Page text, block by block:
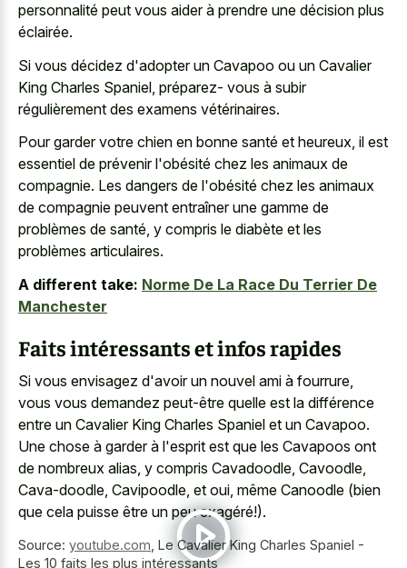
personnalité peut vous aider à prendre une décision plus
éclairée.
Si vous décidez d'adopter un Cavapoo ou un Cavalier
King Charles Spaniel, préparez- vous à subir
régulièrement des examens vétérinaires.
Pour garder votre chien en bonne santé et heureux, il est
essentiel de prévenir l'obésité chez les animaux de
compagnie. Les dangers de l'obésité chez les animaux
de compagnie peuvent entraîner une gamme de
problèmes de santé, y compris le diabète et les
problèmes articulaires.
A different take: Norme De La Race Du Terrier De
Manchester
Faits intéressants et infos rapides
Si vous envisagez d'avoir un nouvel ami à fourrure,
vous vous demandez peut-être quelle est la différence
entre un Cavalier King Charles Spaniel et un Cavapoo.
Une chose à garder à l'esprit est que les Cavapoos ont
de nombreux alias, y compris Cavadoodle, Cavoodle,
Cava-doodle, Cavipoodle, et oui, même Canoodle (bien
que cela puisse être un peu exagéré!).
Source: youtube.com Le Cavalier King Charles Spaniel -
Les 10 faits les plus intéressants